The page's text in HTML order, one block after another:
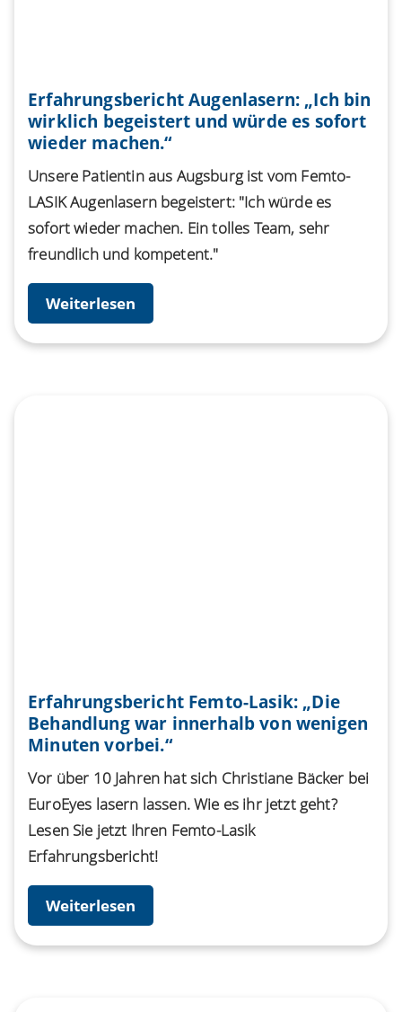
Erfahrungsbericht Augenlasern: „Ich bin
wirklich begeistert und würde es sofort
wieder machen.“
Unsere Patientin aus Augsburg ist vom Femto-
LASIK Augenlasern begeistert: "Ich würde es
sofort wieder machen. Ein tolles Team, sehr
freundlich und kompetent."
Weiterlesen
Erfahrungsbericht Femto-Lasik: „Die
Behandlung war innerhalb von wenigen
Minuten vorbei.“
Vor über 10 Jahren hat sich Christiane Bäcker bei
EuroEyes lasern lassen. Wie es ihr jetzt geht?
Lesen Sie jetzt Ihren Femto-Lasik
Erfahrungsbericht!
Weiterlesen